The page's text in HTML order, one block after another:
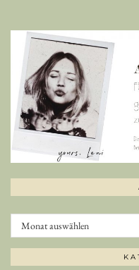
Archiv